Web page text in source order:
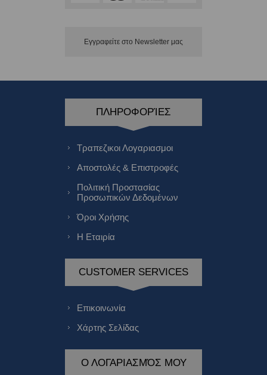
Εγγραφείτε στο Νewsletter μας
ΠΛΗΡΟΦΟΡΊΕΣ
Τραπεζικοι Λογαριασμοι
Αποστολές & Επιστροφές
Πολιτική Προστασίας
Προσωπικών Δεδομένων
Όροι Χρήσης
Η Εταιρία
CUSTOMER SERVICES
Επικοινωνία
Χάρτης Σελίδας
Ο ΛΟΓΑΡΙΑΣΜΌΣ ΜΟΥ